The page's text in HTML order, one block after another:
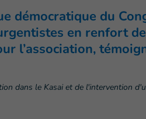
démocratique du
en renfort
l’association,
dans le Kasai et de l'intervention